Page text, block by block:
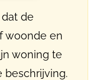
de
woonde en
woning te
beschrijving.